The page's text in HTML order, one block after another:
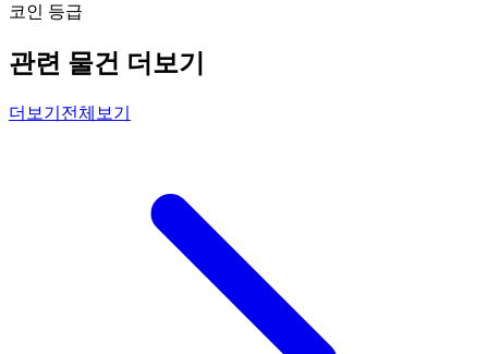
코인 등급
관련 물건 더보기
더보기 전체보기